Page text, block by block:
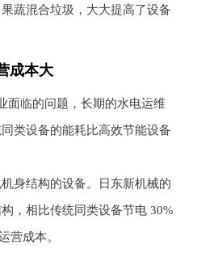
蔬混合垃圾，大大提高了设备
成本大
面临的问题，长期的水电运维
类设备的能耗比高效节能设备
机身结构的设备。日东新机械的
，相比传统同类设备节电 30%
营成本。